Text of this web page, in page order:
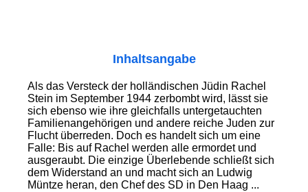
Inhaltsangabe
Als das Versteck der holländischen Jüdin Rachel
Stein im September 1944 zerbombt wird, lässt sie
sich ebenso wie ihre gleichfalls untergetauchten
Familienangehörigen und andere reiche Juden zur
Flucht überreden. Doch es handelt sich um eine
Falle: Bis auf Rachel werden alle ermordet und
ausgeraubt. Die einzige Überlebende schließt sich
dem Widerstand an und macht sich an Ludwig
Müntze heran, den Chef des SD in Den Haag ...